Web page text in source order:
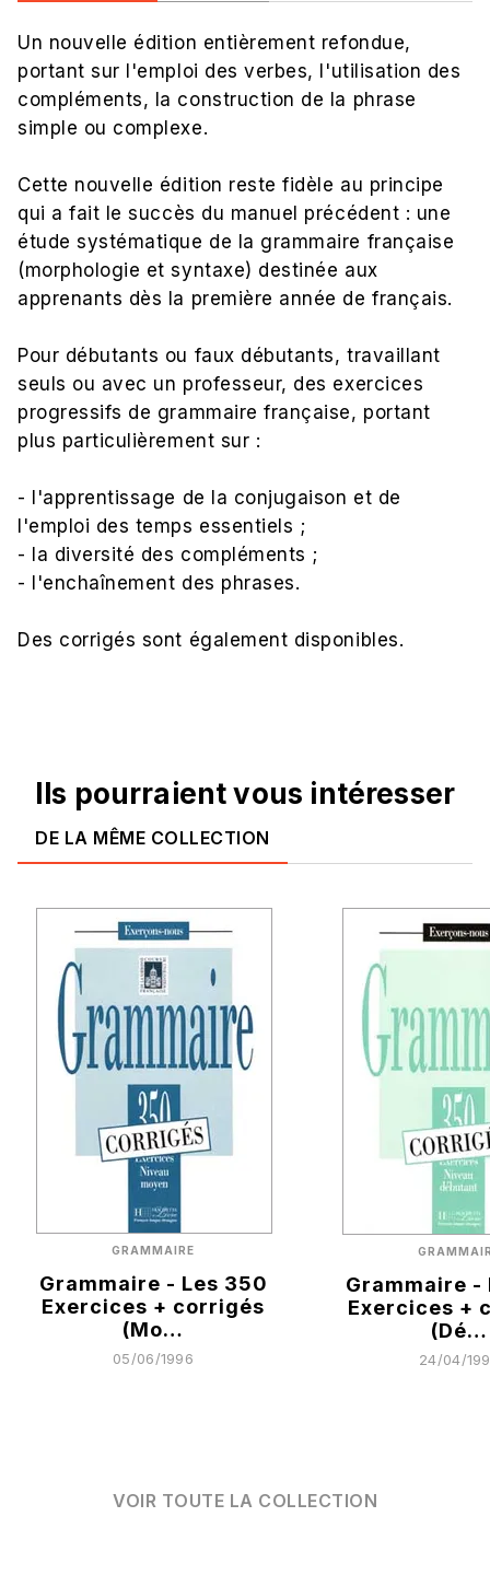
Un nouvelle édition entièrement refondue,
portant sur l'emploi des verbes, l'utilisation des
compléments, la construction de la phrase
simple ou complexe.
Cette nouvelle édition reste fidèle au principe
qui a fait le succès du manuel précédent : une
étude systématique de la grammaire française
(morphologie et syntaxe) destinée aux
apprenants dès la première année de français.
Pour débutants ou faux débutants, travaillant
seuls ou avec un professeur, des exercices
progressifs de grammaire française, portant
plus particulièrement sur :
- l'apprentissage de la conjugaison et de
l'emploi des temps essentiels ;
- la diversité des compléments ;
- l'enchaînement des phrases.
Des corrigés sont également disponibles.
Ils pourraient vous intéresser
DE LA MÊME COLLECTION
GRAMMAIRE
Grammaire - Les 350
Exercices + corrigés
(Mo…
05/06/1996
Grammaire -
Exercices +
(Dé…
24/04/
VOIR TOUTE LA COLLECTION